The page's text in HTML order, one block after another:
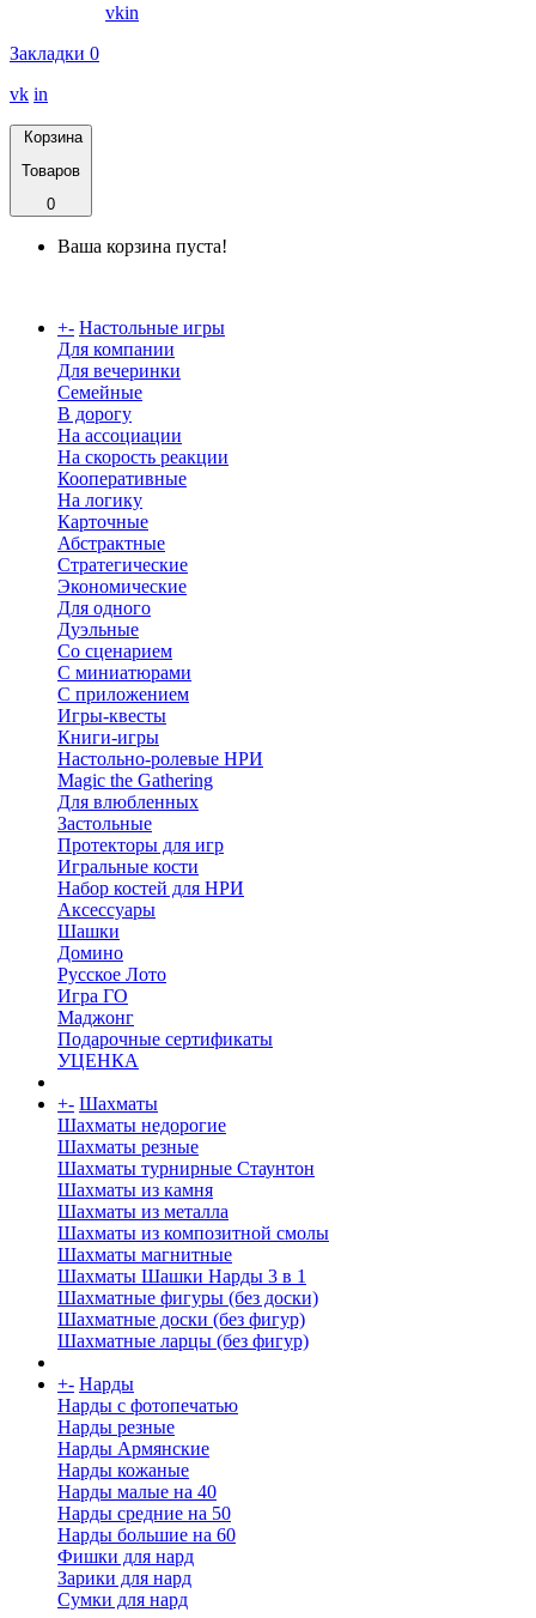
vkin
Закладки 0
vk in
Корзина
Товаров
0
Ваша корзина пуста!
+- Настольные игры
Для компании
Для вечеринки
Семейные
В дорогу
На ассоциации
На скорость реакции
Кооперативные
На логику
Карточные
Абстрактные
Стратегические
Экономические
Для одного
Дуэльные
Со сценарием
С миниатюрами
С приложением
Игры-квесты
Книги-игры
Настольно-ролевые НРИ
Magic the Gathering
Для влюбленных
Застольные
Протекторы для игр
Игральные кости
Набор костей для НРИ
Аксессуары
Шашки
Домино
Русское Лото
Игра ГО
Маджонг
Подарочные сертификаты
УЦЕНКА
+- Шахматы
Шахматы недорогие
Шахматы резные
Шахматы турнирные Стаунтон
Шахматы из камня
Шахматы из металла
Шахматы из композитной смолы
Шахматы магнитные
Шахматы Шашки Нарды 3 в 1
Шахматные фигуры (без доски)
Шахматные доски (без фигур)
Шахматные ларцы (без фигур)
+- Нарды
Нарды с фотопечатью
Нарды резные
Нарды Армянские
Нарды кожаные
Нарды малые на 40
Нарды средние на 50
Нарды большие на 60
Фишки для нард
Зарики для нард
Сумки для нард